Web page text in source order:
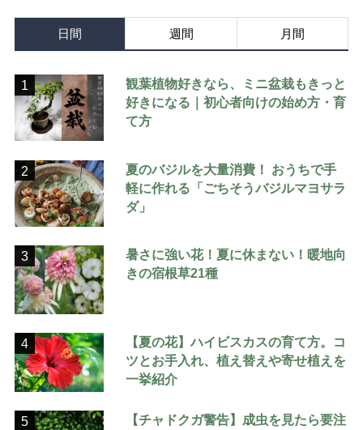
日間 週間 月間
1
観葉植物好きなら、ミニ盆栽もきっと
好きになる｜初心者向けの始め方・育
て方
2
夏のバジルを大量消費！ おうちで手
軽に作れる「ごちそうバジルマヨサラ
ダ」
3
暑さに強い花！夏に休まない！暖地向
きの宿根草21種
4
【夏の花】ハイビスカスの育て方。コ
ツとお手入れ、植え替えや寄せ植えを
一挙紹介
5
【チャドクガ警告】成虫を見たら要注